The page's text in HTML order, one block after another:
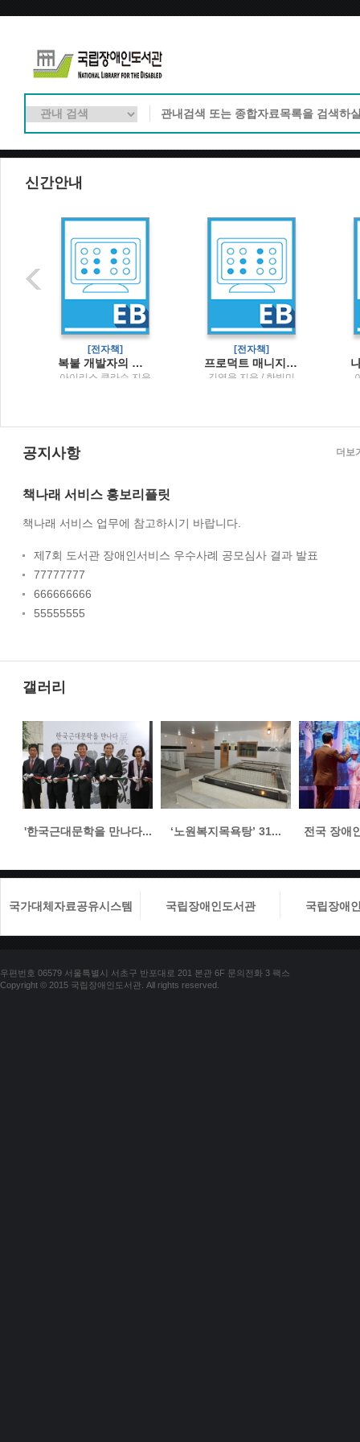
신간안내
[전자책]
복붙 개발자의 벼락 성공기
아이리스 클라슨 지음
[전자책]
프로덕트 매니지먼트프로덕트를 이해하는 자가 프로덕트를 지배한다
김영욱 지음 / 한빛미
공지사항
책나래 서비스 홍보리플릿
책나래 서비스 업무에 참고하시기 바랍니다.
제7회 도서관 장애인서비스 우수사례 공모심사 결과 발표
77777777
666666666
55555555
더보
갤러리
'한국근대문학을 만나다... ‘노원복지목욕탕’ 31... 전국 장애
국가대체자료공유시스템 국립장애인도서관 국립장애
우편번호 06579 서울특별시 서초구 반포대로 201 본관 6F 문의전화 3 팩스
Copyright © 2015 국립장애인도서관. All rights reserved.